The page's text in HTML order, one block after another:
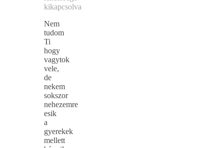
kikapcsolva
Nem
tudom
Ti
hogy
vagytok
vele,
de
nekem
sokszor
nehezemre
esik
a
gyerekek
mellett